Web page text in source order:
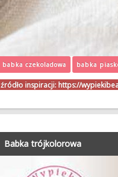
babka czekoladowa babka
źródło inspiracji: https://
Babka trójkolorowa